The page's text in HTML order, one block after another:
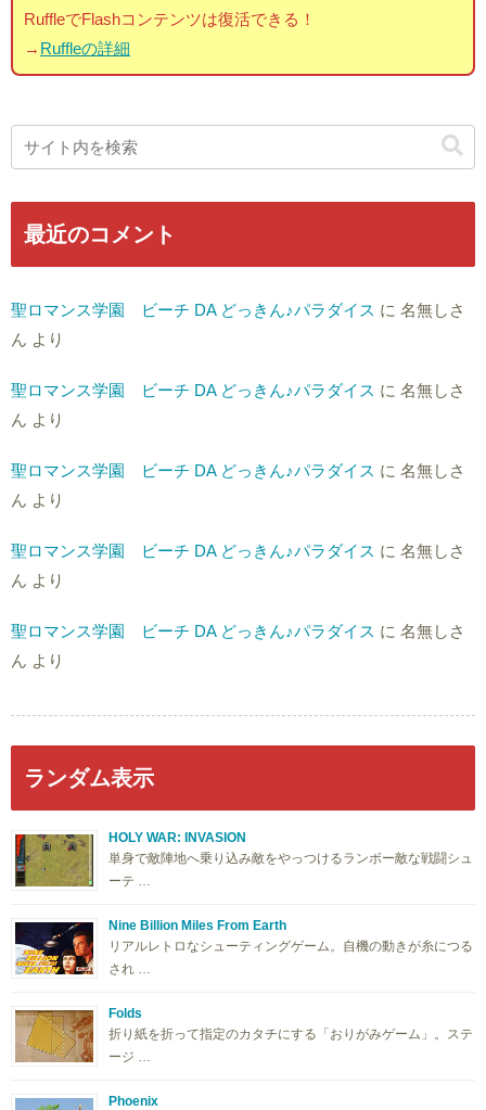
RuffleでFlashコンテンツは復活できる！
→ Ruffleの詳細
最近のコメント
聖ロマンス学園 ビーチ DA どっきん♪パラダイス に 名無しさ
ん より
聖ロマンス学園 ビーチ DA どっきん♪パラダイス に 名無しさ
ん より
聖ロマンス学園 ビーチ DA どっきん♪パラダイス に 名無しさ
ん より
聖ロマンス学園 ビーチ DA どっきん♪パラダイス に 名無しさ
ん より
聖ロマンス学園 ビーチ DA どっきん♪パラダイス に 名無しさ
ん より
ランダム表示
HOLY WAR: INVASION
単身で敵陣地へ乗り込み敵をやっつけるランボー敵な戦闘シュ
ーテ …
Nine Billion Miles From Earth
リアルレトロなシューティングゲーム。自機の動きが糸につる
され …
Folds
折り紙を折って指定のカタチにする「おりがみゲーム」。ステ
ージ …
Phoenix